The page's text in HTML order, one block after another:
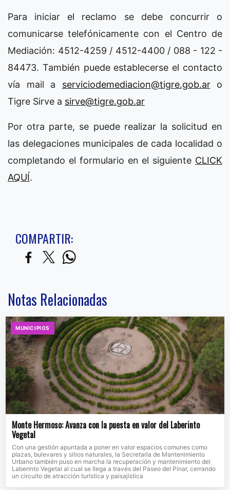
Para iniciar el reclamo se debe concurrir o
comunicarse telefónicamente con el Centro de
Mediación: 4512-4259 / 4512-4400 / 088 - 122 -
84473. También puede establecerse el contacto
vía mail a serviciodemediacion@tigre.gob.aro
Tigre Sirve a sirve@tigre.gob.ar
Por otra parte, se puede realizar la solicitud en
las delegaciones municipales de cada localidad o
completando el formulario en el siguiente CLICK
AQUÍ.
COMPARTIR:
Notas Relacionadas
MUNICIPIOS
Monte Hermoso: Avanza con la puesta en valor del Laberinto
Vegetal
Con una gestión apuntada a poner en valor espacios comunes como
plazas, bulevares y sitios naturales, la Secretaría de Mantenimiento
Urbano también puso en marcha la recuperación y mantenimiento del
Laberinto Vegetal al cual se llega a través del Paseo del Pinar, cerrando
un circuito de atracción turística y paisajística